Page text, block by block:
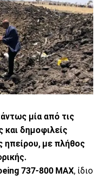
μία από τις
και δημοφιλείς
ηπείρου, με πλήθος
737-800 MAX, ίδιο